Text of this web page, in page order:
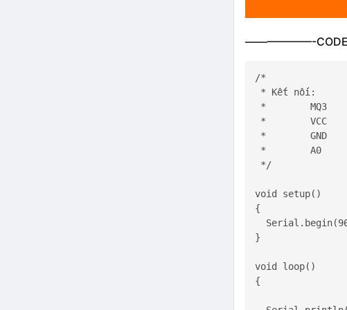
——————-CODE
/*
* Kết nối:
*        MQ3
*        VCC
*        GND
*        A0
*/
void setup()
{
Serial
}
void loop()
{